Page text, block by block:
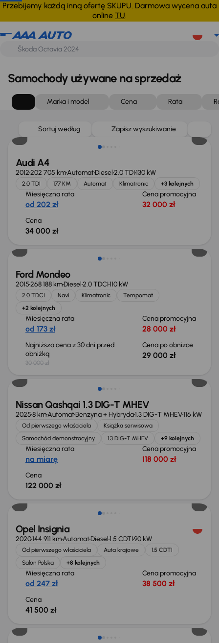
Przebijemy każdą inną ofertę SKUPU. Darmowa wycena auta
online TU.
Samochody używane na sprzedaż
Marka i model Cena Rata
Sortuj według Zapisz wyszukiwanie
Audi A4
2012202 705 kmAutomatDiesel2.0 TDI130 kW
2.0 TDI 177 KM Automat Klimatronic +3 kolejnych
Miesięczna rata
od 202 zł
Cena promocyjna
32 000 zł
Cena
34 000 zł
Ford Mondeo
2015268 188 kmDiesel2.0 TDCI110 kW
2.0 TDCI Navi Klimatronic
Tempomat
+2 kolejnych
Miesięczna rata
od 173 zł
Cena promocyjna
28 000 zł
Najniższa cena z 30 dni przed
obniżką
30 000 zł
Cena po obniżce
29 000 zł
Od nowego taniej o 36 775 zł
Nissan Qashqai 1.3 DIG-T MHEV
20258 kmAutomatBenzyna + Hybryda1.3 DIG-T MHEV116 kW
Od pierwszego właściciela
Książka serwisowa
Samochód demonstracyjny
1.3 DIG-T MHEV +9 kolejnych
Miesięczna rata
na miarę
Cena promocyjna
118 000 zł
Cena
122 000 zł
Opel Insignia
2020144 911 kmAutomatDiesel1.5 CDTI90 kW
Od pierwszego właściciela Auta krajowe
1.5 CDTI
Salon Polska
+8 kolejnych
Miesięczna rata
od 247 zł
Cena promocyjna
38 500 zł
Cena
41 500 zł